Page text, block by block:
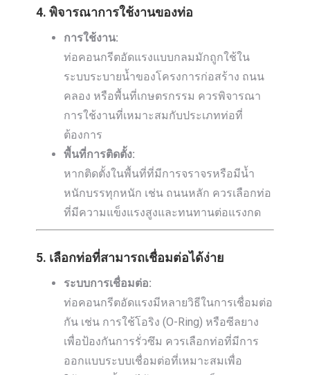
4. พิจารณาการใช้งานของท่อ
การใช้งาน:
ท่อคอนกรีตอัดแรงแบบกลมมักถูกใช้ใน
ระบบระบายน้ำของโครงการก่อสร้าง ถนน
คลอง หรือพื้นที่เกษตรกรรม ควรพิจารณา
การใช้งานที่เหมาะสมกับประเภทท่อที่
ต้องการ
พื้นที่การติดตั้ง:
หากติดตั้งในพื้นที่ที่มีการจราจรหรือมีน้ำ
หนักบรรทุกหนัก เช่น ถนนหลัก ควรเลือกท่อ
ที่มีความแข็งแรงสูงและทนทานต่อแรงกด
5. เลือกท่อที่สามารถเชื่อมต่อได้ง่าย
ระบบการเชื่อมต่อ:
ท่อคอนกรีตอัดแรงมีหลายวิธีในการเชื่อมต่อ
กัน เช่น การใช้โอริง (O-Ring) หรือซีลยาง
เพื่อป้องกันการรั่วซึม ควรเลือกท่อที่มีการ
ออกแบบระบบเชื่อมต่อที่เหมาะสมเพื่อ